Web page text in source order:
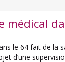
médical
le 64 fait de la
d’une